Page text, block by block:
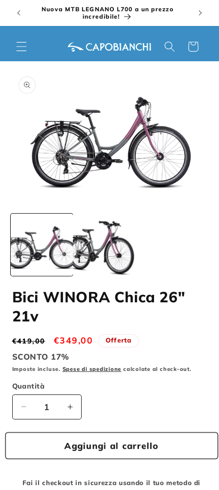
direttamenteNuova MTB LEGNANO L700 a un prezzo
incredibile!
Carrello
informazioni
sul prodotto
contenuti
in
finestra
modale
Bici WINORA Chica 26"
21v
Prezzo
di
listino
€419,00
Prezzo
scontato
€349,00 Offerta
SCONTO 17%
Imposte incluse. Spese di spedizione calcolate al check-out.
Quantità
Diminuisci
quantità
per
WINORA
26&quot;
Aumenta
quantità
per
Bici
WINORA
26&quot;
Aggiungi al carrello
Fai il checkout in sicurezza usando il tuo metodo di